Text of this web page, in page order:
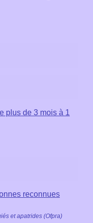
plus de 3 mois à 1
reconnues
et apatrides (Ofpra)